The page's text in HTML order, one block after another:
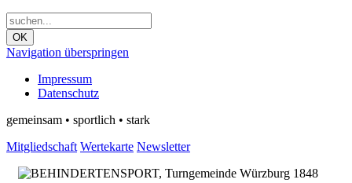
OK
Navigation überspringen
Impressum
Datenschutz
gemeinsam • sportlich • stark
Mitgliedschaft Wertekarte Newsletter